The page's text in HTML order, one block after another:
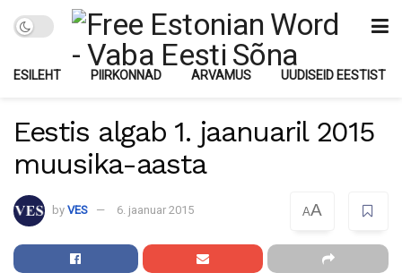
ESILEHT PIIRKONNAD ARVAMUS UUDISEID EESTIST
Eestis algab 1. jaanuaril 2015
muusika-aasta
by VES 6. jaanuar 2015 AA